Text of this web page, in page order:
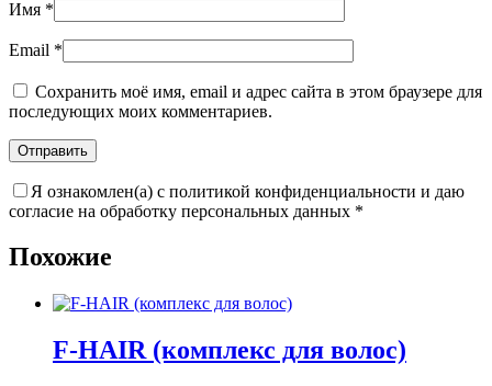
Имя *
Email *
Сохранить моё имя, email и адрес сайта в этом браузере для
последующих моих комментариев.
Я ознакомлен(а) с политикой конфиденциальности и даю
согласие на обработку персональных данных *
Похожие
F-HAIR (комплекс для волос)